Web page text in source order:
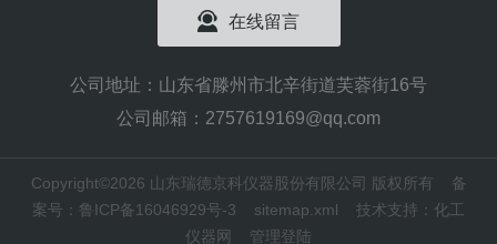
在线留言
公司地址：山东省滕州市北辛街道芙蓉街16号
公司邮箱：2757619169@qq.com
Copyright©2026 山东瑞德京科仪器股份有限公司 版权所有 备
案号：鲁ICP备16046929号-3
sitemap.xml 技术支持： 化工
仪器网
管理登陆